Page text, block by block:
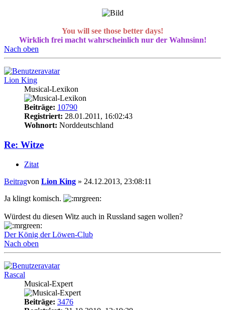
You will see those better days!
Wirklich frei macht wahrscheinlich nur der Wahnsinn!
Nach oben
Lion King
Musical-Lexikon
Beiträge: 10790
Registriert: 28.01.2011, 16:02:43
Wohnort: Norddeutschland
Re: Witze
Zitat
Beitragvon Lion King » 24.12.2013, 23:08:11
Ja klingt komisch.
Würdest du diesen Witz auch in Russland sagen wollen?
Der König der Löwen-Club
Nach oben
Rascal
Musical-Expert
Beiträge: 3476